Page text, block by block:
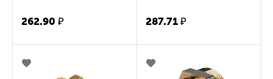
262.90 ₽ 287.71 ₽